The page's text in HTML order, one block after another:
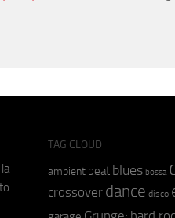
TAG CLOUD
ambient beat blues bossa
crossover dance disco